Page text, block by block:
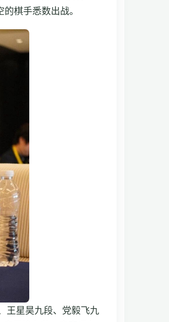
棋手悉数出战。
王星昊九段、党毅飞九